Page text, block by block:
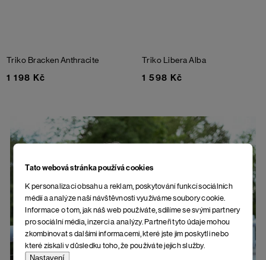
Tato webová stránka používá cookies
K personalizaci obsahu a reklam, poskytování funkcí sociálních
médií a analýze naší návštěvnosti využíváme soubory cookie.
Informace o tom, jak náš web používáte, sdílíme se svými partnery
pro sociální média, inzerci a analýzy. Partneři tyto údaje mohou
zkombinovat s dalšími informacemi, které jste jim poskytli nebo
které získali v důsledku toho, že používáte jejich služby.
Nastavení
Triko BrackenAnthracite
1 198 Kč
Triko Libera Alba
1 598 Kč
Skvělý střih i materiál,
evropská výroba